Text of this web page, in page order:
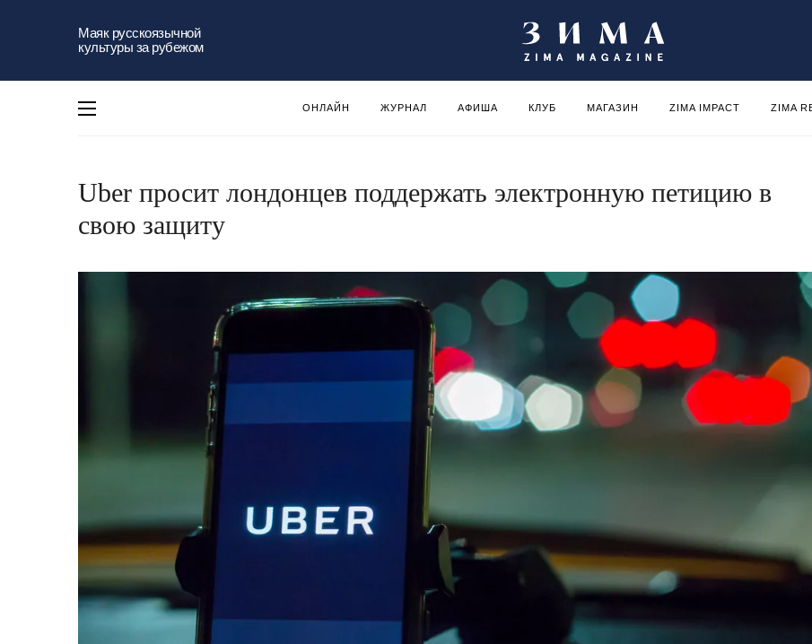
Маяк русскоязычной
культуры за рубежом
ОНЛАЙН ЖУРНАЛ АФИША КЛУБ МАГАЗИН ZIMA IMPACT ZIMA
Uber просит лондонцев поддержать электронную петицию в
свою защиту